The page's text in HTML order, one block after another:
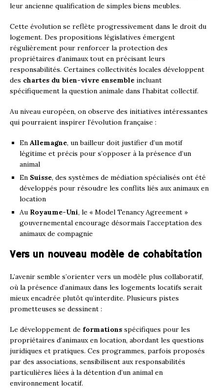
leur ancienne qualification de simples biens meubles.
Cette évolution se reflète progressivement dans le droit du
logement. Des propositions législatives émergent
régulièrement pour renforcer la protection des
propriétaires d’animaux tout en précisant leurs
responsabilités. Certaines collectivités locales développent
des chartes du bien-vivre ensemble incluant
spécifiquement la question animale dans l’habitat collectif.
Au niveau européen, on observe des initiatives intéressantes
qui pourraient inspirer l’évolution française :
En Allemagne, un bailleur doit justifier d’un motif
légitime et précis pour s’opposer à la présence d’un
animal
En Suisse, des systèmes de médiation spécialisés ont été
développés pour résoudre les conflits liés aux animaux en
location
Au Royaume-Uni, le « Model Tenancy Agreement »
gouvernemental encourage désormais l’acceptation des
animaux de compagnie
Vers un nouveau modèle de cohabitation
L’avenir semble s’orienter vers un modèle plus collaboratif,
où la présence d’animaux dans les logements locatifs serait
mieux encadrée plutôt qu’interdite. Plusieurs pistes
prometteuses se dessinent :
Le développement de formations spécifiques pour les
propriétaires d’animaux en location, abordant les questions
juridiques et pratiques. Ces programmes, parfois proposés
par des associations, sensibilisent aux responsabilités
particulières liées à la détention d’un animal en
environnement locatif.